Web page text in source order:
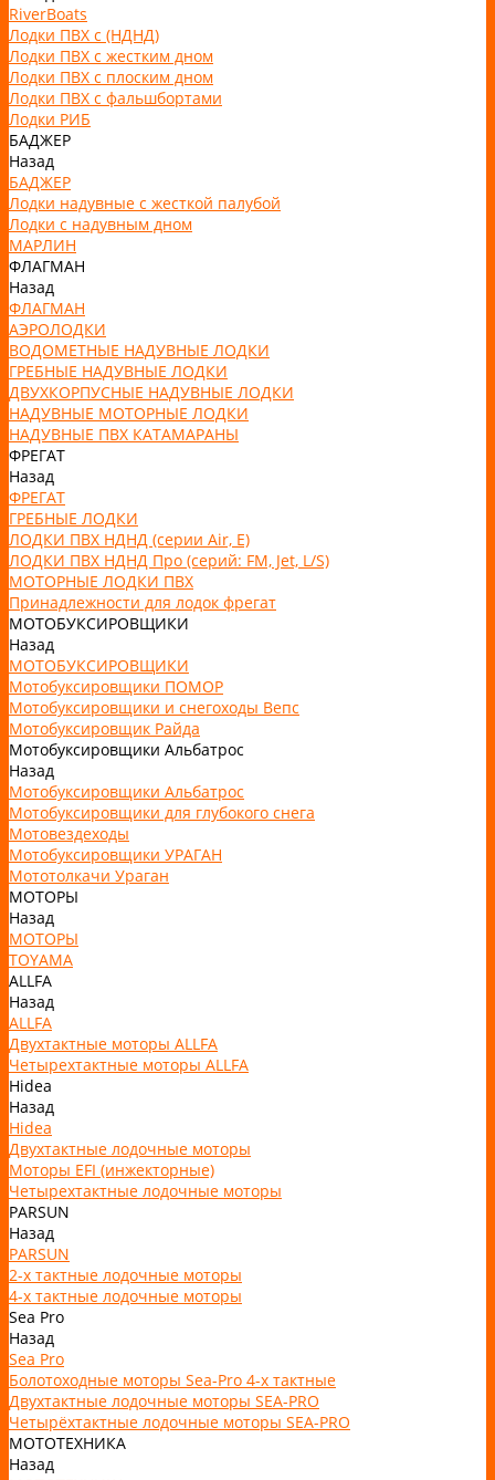
RiverBoats
Лодки ПВХ с (НДНД)
Лодки ПВХ с жестким дном
Лодки ПВХ с плоским дном
Лодки ПВХ с фальшбортами
Лодки РИБ
БАДЖЕР
Назад
БАДЖЕР
Лодки надувные с жесткой палубой
Лодки с надувным дном
МАРЛИН
ФЛАГМАН
Назад
ФЛАГМАН
АЭРОЛОДКИ
ВОДОМЕТНЫЕ НАДУВНЫЕ ЛОДКИ
ГРЕБНЫЕ НАДУВНЫЕ ЛОДКИ
ДВУХКОРПУСНЫЕ НАДУВНЫЕ ЛОДКИ
НАДУВНЫЕ МОТОРНЫЕ ЛОДКИ
НАДУВНЫЕ ПВХ КАТАМАРАНЫ
ФРЕГАТ
Назад
ФРЕГАТ
ГРЕБНЫЕ ЛОДКИ
ЛОДКИ ПВХ НДНД (серии Air, Е)
ЛОДКИ ПВХ НДНД Про (серий: FM, Jet, L/S)
МОТОРНЫЕ ЛОДКИ ПВХ
Принадлежности для лодок фрегат
МОТОБУКСИРОВЩИКИ
Назад
МОТОБУКСИРОВЩИКИ
Мотобуксировщики ПОМОР
Мотобуксировщики и снегоходы Вепс
Мотобуксировщик Райда
Мотобуксировщики Альбатрос
Назад
Мотобуксировщики Альбатрос
Мотобуксировщики для глубокого снега
Мотовездеходы
Мотобуксировщики УРАГАН
Мототолкачи Ураган
МОТОРЫ
Назад
МОТОРЫ
TOYAMA
ALLFA
Назад
ALLFA
Двухтактные моторы ALLFA
Четырехтактные моторы ALLFA
Hidea
Назад
Hidea
Двухтактные лодочные моторы
Моторы EFI (инжекторные)
Четырехтактные лодочные моторы
PARSUN
Назад
PARSUN
2-х тактные лодочные моторы
4-х тактные лодочные моторы
Sea Pro
Назад
Sea Pro
Болотоходные моторы Sea-Pro 4-х тактные
Двухтактные лодочные моторы SEA-PRO
Четырёхтактные лодочные моторы SEA-PRO
МОТОТЕХНИКА
Назад